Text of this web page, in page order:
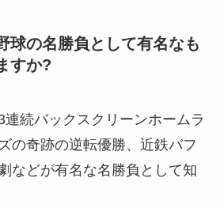
球の名勝負として有名なも
すか?
連続バックスクリーンホームラ
の奇跡の逆転優勝、近鉄バフ
などが有名な名勝負として知